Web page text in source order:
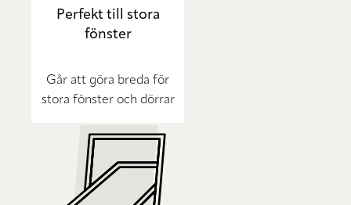
Perfekt till stora
fönster
Går att göra breda för
stora fönster och dörrar